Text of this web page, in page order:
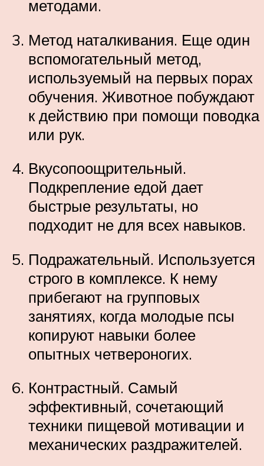
методами.
Метод наталкивания. Еще один
вспомогательный метод,
используемый на первых порах
обучения. Животное побуждают
к действию при помощи поводка
или рук.
Вкусопоощрительный.
Подкрепление едой дает
быстрые результаты, но
подходит не для всех навыков.
Подражательный. Используется
строго в комплексе. К нему
прибегают на групповых
занятиях, когда молодые псы
копируют навыки более
опытных четвероногих.
Контрастный. Самый
эффективный, сочетающий
техники пищевой мотивации и
механических раздражителей.